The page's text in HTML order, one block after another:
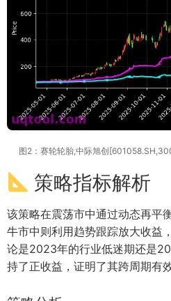
图2：赛轮轮胎,中际旭创
策略指标解析
该策略在震荡市中通过动态再平
牛市中则利用趋势跟踪放大收益
论是2023年的行业低迷期还是
持了正收益，证明了其跨周期有效